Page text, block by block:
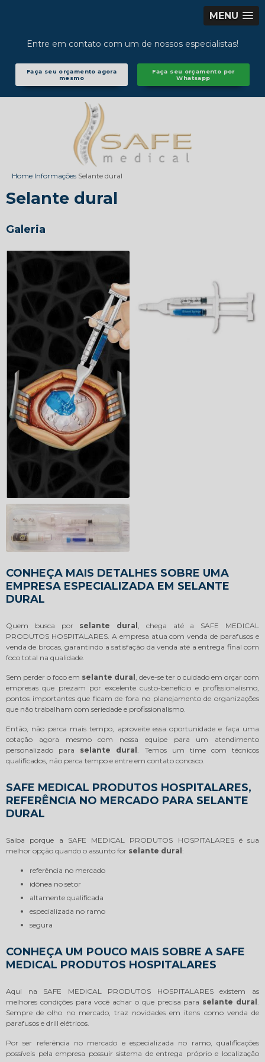
MENU
Entre em contato com um de nossos especialistas!
Faça seu orçamento agora
mesmo
Faça seu orçamento por
Whatsapp
Home Informações Selante dural
Selante dural
Galeria
CONHEÇA MAIS DETALHES SOBRE UMA
EMPRESA ESPECIALIZADA EM SELANTE
DURAL
Quem busca por selante dural , chega até a SAFE MEDICAL
PRODUTOS HOSPITALARES. A empresa atua com venda de parafusos e
venda de brocas, garantindo a satisfação da venda até a entrega final com
foco total na qualidade.
Sem perder o foco em selante dural , deve-se ter o cuidado em orçar com
empresas que prezam por excelente custo-benefício e profissionalismo,
pontos importantes que ficam de fora no planejamento de organizações
que não trabalham com seriedade e profissionalismo.
Então, não perca mais tempo, aproveite essa oportunidade e faça uma
cotação agora mesmo com nossa equipe para um atendimento
personalizado para selante dural . Temos um time com técnicos
qualificados, não perca tempo e entre em contato conosco.
SAFE MEDICAL PRODUTOS HOSPITALARES,
REFERÊNCIA NO MERCADO PARA SELANTE
DURAL
Saiba porque a SAFE MEDICAL PRODUTOS HOSPITALARES é sua
melhor opção quando o assunto for selante dural :
referência no mercado
idônea no setor
altamente qualificada
especializada no ramo
segura
CONHEÇA UM POUCO MAIS SOBRE A SAFE
MEDICAL PRODUTOS HOSPITALARES
Aqui na SAFE MEDICAL PRODUTOS HOSPITALARES existem as
melhores condições para você achar o que precisa para selante dural .
Sempre de olho no mercado, traz novidades em itens como venda de
parafusos e drill elétricos.
Por ser referência no mercado e especializada no ramo, qualificações
possíveis pela empresa possuir sistema de entrega próprio e localização